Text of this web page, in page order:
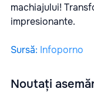
machiajului!
impresionante.
Sursă: Infoporno
Noutați